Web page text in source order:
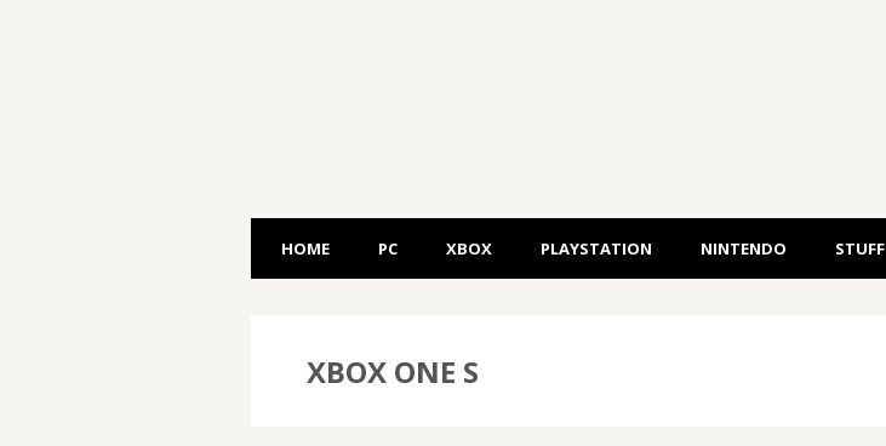
HOME PC XBOX PLAYSTATION NINTENDO STUFF
XBOX ONE S